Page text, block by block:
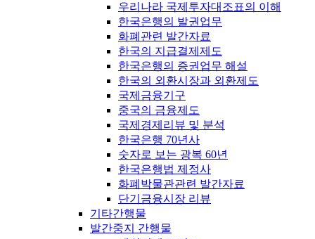
우리나라 국제투자대조표의 이해
한국은행의 발권업무
화폐관련 발간자료
한국의 지급결제제도
한국은행의 증권업무 해설
한국의 외환시장과 외환제도
국제금융기구
중국의 금융제도
국제경제리뷰 및 분석
한국은행 70년사
숫자로 보는 광복 60년
한국은행법 제정사
화폐박물관관련 발간자료
단기금융시장 리뷰
기타간행물
발간중지 간행물